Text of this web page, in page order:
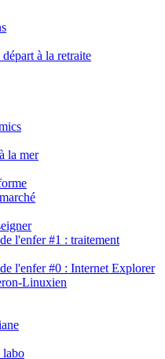
à la retraite
la mer
l'enfer #1 : traitement
l'enfer #0 : Internet Explorer
Linuxien
labo